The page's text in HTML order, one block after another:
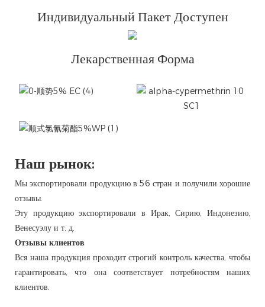
Индивидуальный Пакет Доступен
Лекарственная Форма
Наш рынок:
Мы экспортировали продукцию в 56 стран и получили хорошие
отзывы.
Эту продукцию экспортировали в Ирак, Сирию, Индонезию,
Венесуэлу и т. д.
Отзывы клиентов
Вся наша продукция проходит строгий контроль качества, чтобы
гарантировать, что она соответствует потребностям наших
клиентов.